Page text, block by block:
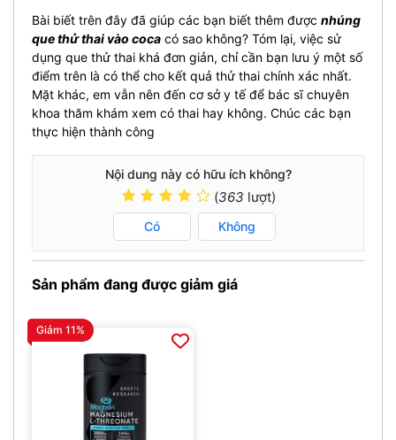
Bài biết trên đây đã giúp các bạn biết thêm được nhúng
que thử thai vào coca có sao không? Tóm lại, việc sử
dụng que thử thai khá đơn giản, chỉ cần bạn lưu ý một số
điểm trên là có thể cho kết quả thử thai chính xác nhất.
Mặt khác, em vẫn nên đến cơ sở y tế để bác sĩ chuyên
khoa thăm khám xem có thai hay không. Chúc các bạn
thực hiện thành công
Nội dung này có hữu ích không?
(363 lượt)
Có Không
Sản phẩm đang được giảm giá
Giảm 11%